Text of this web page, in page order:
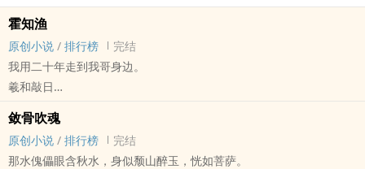
霍知渔
原创小说 / 排行榜
完结
我用二十年走到我哥身边。
羲和敲日
现代 - 轻松 - 第一人称 - 日常
养成
敛骨吹魂
原创小说 / 排行榜
完结
那水傀儡眼含秋水，身似颓山醉玉，恍如菩萨。